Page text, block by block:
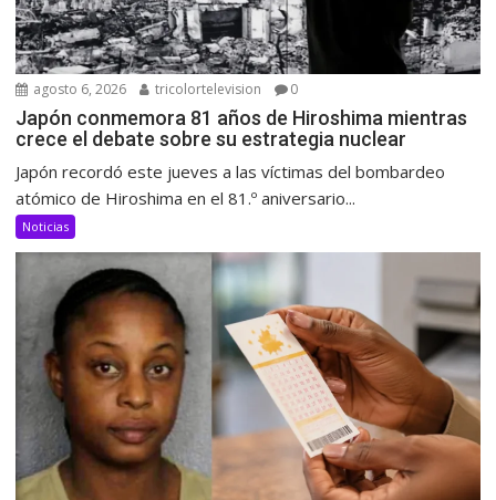
agosto 6, 2026 tricolortelevision 0
Japón conmemora 81 años de Hiroshima mientras
crece el debate sobre su estrategia nuclear
Japón recordó este jueves a las víctimas del bombardeo
atómico de Hiroshima en el 81.º aniversario...
Noticias